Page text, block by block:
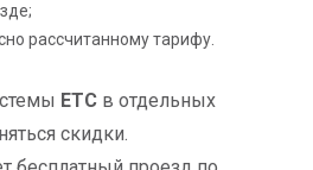
рассчитанному тарифу.
ETC в отдельных
скидки.